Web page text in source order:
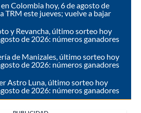
Colombia hoy, 6 de agosto de
TRM este jueves; vuelve a bajar
y Revancha, último sorteo hoy
de 2026: números ganadores
de Manizales, último sorteo hoy
de 2026: números ganadores
Astro Luna, último sorteo hoy
de 2026: números ganadores